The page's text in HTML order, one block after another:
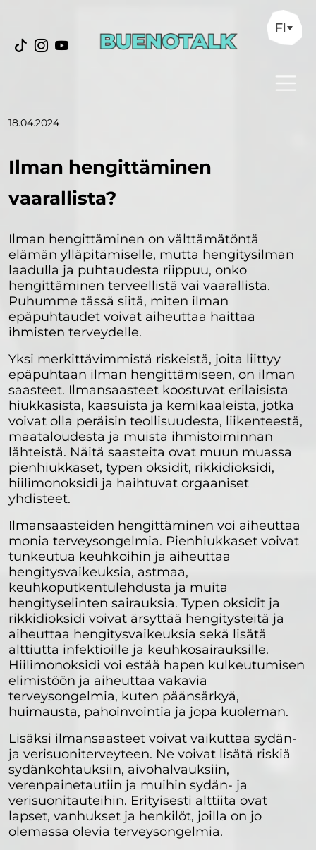
FI
18.04.2024
Ilman hengittäminen
vaarallista?
Ilman hengittäminen on välttämätöntä
elämän ylläpitämiselle, mutta hengitysilman
laadulla ja puhtaudesta riippuu, onko
hengittäminen terveellistä vai vaarallista.
Puhumme tässä siitä, miten ilman
epäpuhtaudet voivat aiheuttaa haittaa
ihmisten terveydelle.
Yksi merkittävimmistä riskeistä, joita liittyy
epäpuhtaan ilman hengittämiseen, on ilman
saasteet. Ilmansaasteet koostuvat erilaisista
hiukkasista, kaasuista ja kemikaaleista, jotka
voivat olla peräisin teollisuudesta, liikenteestä,
maataloudesta ja muista ihmistoiminnan
lähteistä. Näitä saasteita ovat muun muassa
pienhiukkaset, typen oksidit, rikkidioksidi,
hiilimonoksidi ja haihtuvat orgaaniset
yhdisteet.
Ilmansaasteiden hengittäminen voi aiheuttaa
monia terveysongelmia. Pienhiukkaset voivat
tunkeutua keuhkoihin ja aiheuttaa
hengitysvaikeuksia, astmaa,
keuhkoputkentulehdusta ja muita
hengityselinten sairauksia. Typen oksidit ja
rikkidioksidi voivat ärsyttää hengitysteitä ja
aiheuttaa hengitysvaikeuksia sekä lisätä
alttiutta infektioille ja keuhkosairauksille.
Hiilimonoksidi voi estää hapen kulkeutumisen
elimistöön ja aiheuttaa vakavia
terveysongelmia, kuten päänsärkyä,
huimausta, pahoinvointia ja jopa kuoleman.
Lisäksi ilmansaasteet voivat vaikuttaa sydän-
ja verisuoniterveyteen. Ne voivat lisätä riskiä
sydänkohtauksiin, aivohalvauksiin,
verenpainetautiin ja muihin sydän- ja
verisuonitauteihin. Erityisesti alttiita ovat
lapset, vanhukset ja henkilöt, joilla on jo
olemassa olevia terveysongelmia.